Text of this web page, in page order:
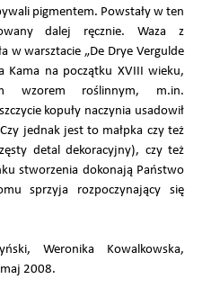
pigmentem. Powstały w ten
dalej ręcznie. Waza z
w warsztacie „De Drye Vergulde
Kama na początku XVIII wieku,
wzorem roślinnym, m.in.
kopuły naczynia usadowił
jednak jest to małpka czy też
detal dekoracyjny), czy też
stworzenia dokonają Państwo
sprzyja rozpoczynający się
Weronika Kowalkowska,
maj 2008.